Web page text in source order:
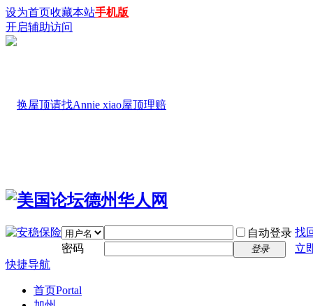
设为首页收藏本站手机版
开启辅助访问
自动登录 找
密码
登录
立
快捷导航
首页Portal